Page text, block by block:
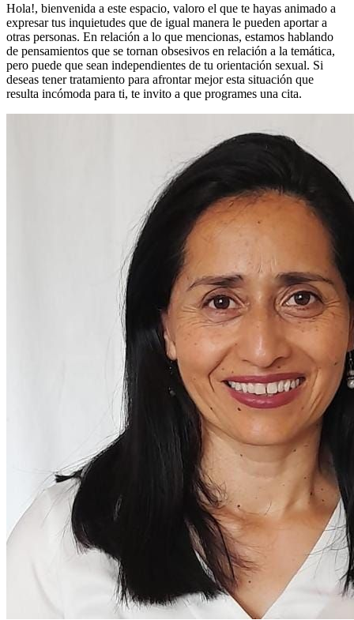
Hola!, bienvenida a este espacio, valoro el que te hayas animado a
expresar tus inquietudes que de igual manera le pueden aportar a
otras personas. En relación a lo que mencionas, estamos hablando
de pensamientos que se tornan obsesivos en relación a la temática,
pero puede que sean independientes de tu orientación sexual. Si
deseas tener tratamiento para afrontar mejor esta situación que
resulta incómoda para ti, te invito a que programes una cita.